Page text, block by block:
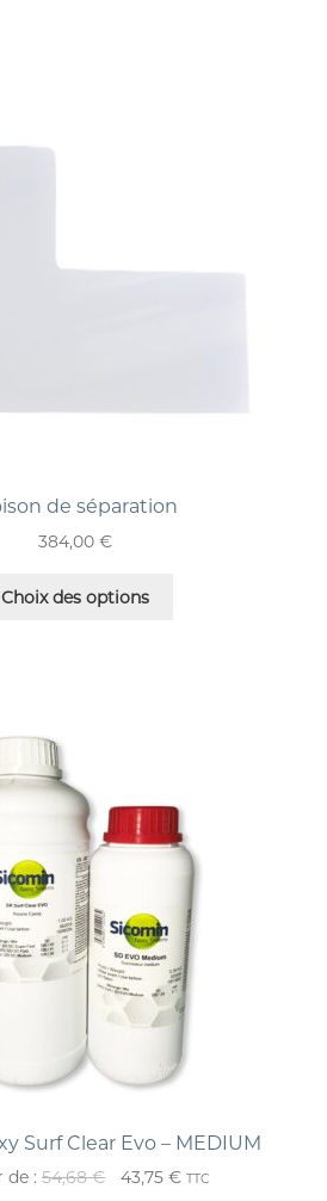
de séparation
384,00 €
Choix des options
Surf Clear Evo – MEDIUM
de :54,68€ 43,75 € TTC